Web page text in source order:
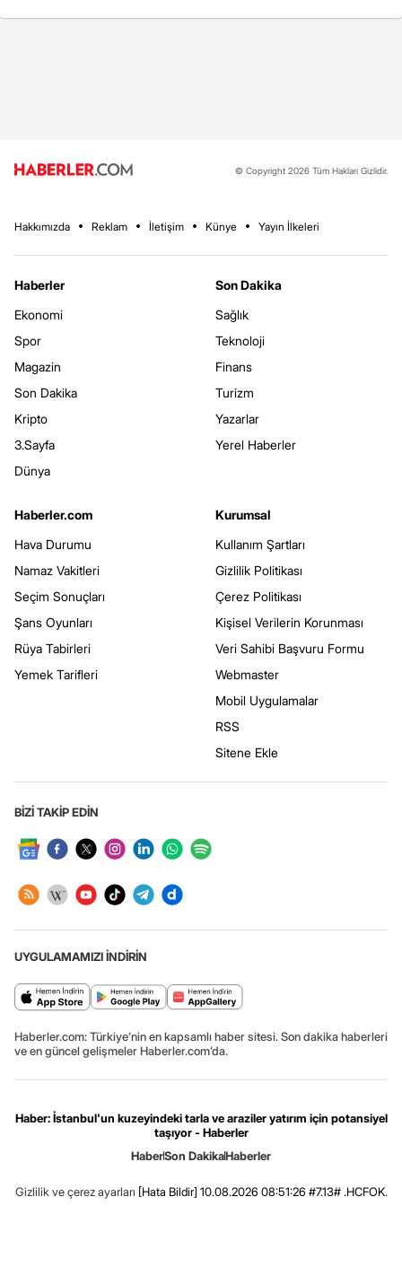
© Copyright 2026 Tüm Hakları Gizlidir.
Hakkımızda Reklam İletişim Künye Yayın İlkeleri
Haberler
Ekonomi
Spor
Magazin
Son Dakika
Kripto
3.Sayfa
Dünya
Son Dakika
Sağlık
Teknoloji
Finans
Turizm
Yazarlar
Yerel Haberler
Haberler.com
Hava Durumu
Namaz Vakitleri
Seçim Sonuçları
Şans Oyunları
Rüya Tabirleri
Yemek Tarifleri
Kurumsal
Kullanım Şartları
Gizlilik Politikası
Çerez Politikası
Kişisel Verilerin Korunması
Veri Sahibi Başvuru Formu
Webmaster
Mobil Uygulamalar
RSS
Sitene Ekle
BİZİ TAKİP EDİN
UYGULAMAMIZI İNDİRİN
Haberler.com: Türkiye’nin en kapsamlı haber sitesi. Son dakika haberleri
ve en güncel gelişmeler Haberler.com’da.
Haber: İstanbul'un kuzeyindeki tarla ve araziler yatırım için potansiyel
taşıyor - Haberler
HaberSon DakikaHaberler
Gizlilik ve çerez ayarları [Hata Bildir] 10.08.2026 08:51:26 #7.13# .HCFOK.